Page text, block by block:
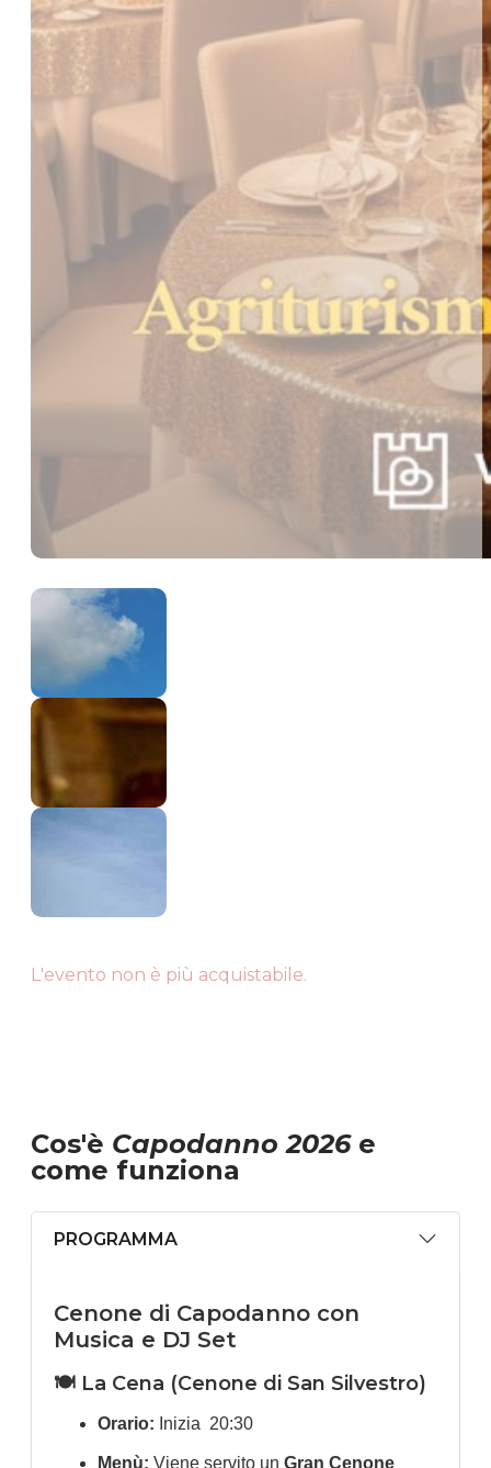
L'evento non è più acquistabile.
Cos'è Capodanno 2026e
come funziona
PROGRAMMA
Cenone di Capodanno con
Musica e DJ Set
🍽️ La Cena (Cenone di San Silvestro)
Orario: Inizia 20:30
Menù: Viene servito un Gran Cenone